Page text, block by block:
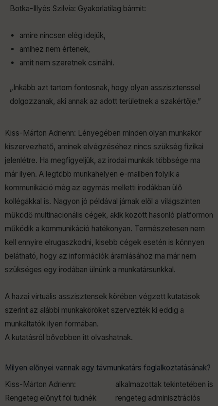
Botka-Illyés Szilvia: Gyakorlatilag bármit:
amire nincsen elég idejük,
amihez nem értenek,
amit nem szeretnek csinálni.
„Inkább azt tartom fontosnak, hogy olyan asszisztenssel
dolgozzanak, aki annak az adott területnek a szakértője.”
Kiss-Márton Adrienn: Lényegében minden olyan munkakör
kiszervezhető, aminek elvégzéséhez nincs szükség fizikai
jelenlétre. Ha megfigyeljük, az irodai munkák többsége ma
már ilyen. A legtöbb munkahelyen e-mailben folyik a
kommunikáció még az egymás melletti irodákban ülő
kollégákkal is. Nagyon jó példával járnak elől a világszinten
működő multinacionális cégek, akik között hasonló platformon
működik a kommunikáció hatékonyan. Természetesen nem
kell ennyire elrugaszkodni, kisebb cégek esetén is könnyen
belátható, hogy az információk áramlásához ma már nem
szükséges egy irodában ülnünk a munkatársunkkal.
A hazai virtuális asszisztensek körében végzett kutatások
szerint az alábbi munkaköröket szervezték ki eddig a
munkáltatók ilyen formában.
A kutatásról bővebben itt olvashatnak.
Milyen előnyei vannak egy távmunkatárs foglalkoztatásának?
Kiss-Márton Adrienn:
Rengeteg előnyt föl tudnék
alkalmazottak tekintetében is
rengeteg adminisztrációs